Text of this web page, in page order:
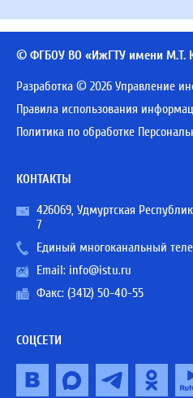
© ФГБОУ ВО «ИжГТУ имени М.Т.
Разработка © 2026 Управление
Правила использования
Политика по обработке
КОНТАКТЫ
426069, Удмуртская
7
Единый многоканальный
Email: info@istu.ru
Факс: (3412) 50-40-55
СОЦСЕТИ